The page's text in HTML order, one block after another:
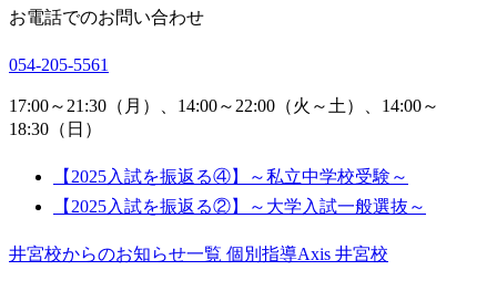
お電話でのお問い合わせ
054-205-5561
17:00～21:30（月）、14:00～22:00（火～土）、14:00～
18:30（日）
【2025入試を振返る④】～私立中学校受験～
【2025入試を振返る②】～大学入試一般選抜～
井宮校からのお知らせ一覧 個別指導Axis 井宮校